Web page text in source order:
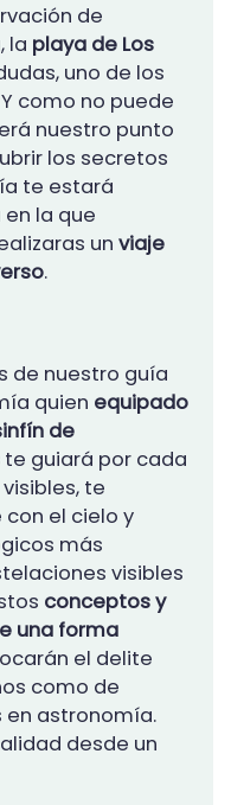
de
la playa de Los
uno de los
como no puede
nuestro punto
los secretos
te estará
la que
un viaje
.
de nuestro guía
quien equipado
de
te guiará por cada
te
el cielo y
más
visibles
conceptos y
una forma
el delite
como de
en astronomía.
desde un